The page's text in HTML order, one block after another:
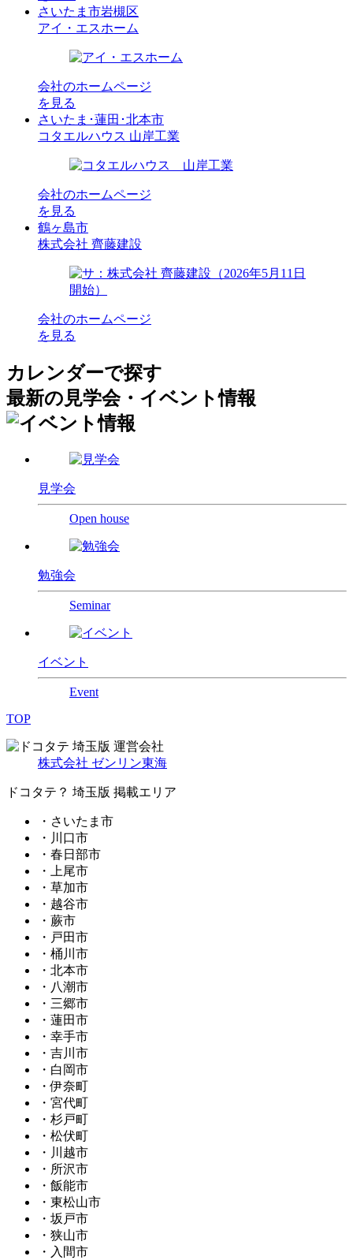
さいたま市岩槻区
アイ・エスホーム
会社のホームページ
を見る
さいたま･蓮田･北本市
コタエルハウス 山岸工業
会社のホームページ
を見る
鶴ヶ島市
株式会社 齊藤建設
会社のホームページ
を見る
カレンダーで探す
最新の 見学会・ イベント情報
見学会
Open house
勉強会
Seminar
イベント
Event
TOP
埼玉版 運営会社
株式会社 ゼンリン東海
ドコタテ？ 埼玉版 掲載エリア
・さいたま市
・川口市
・春日部市
・上尾市
・草加市
・越谷市
・蕨市
・戸田市
・桶川市
・北本市
・八潮市
・三郷市
・蓮田市
・幸手市
・吉川市
・白岡市
・伊奈町
・宮代町
・杉戸町
・松伏町
・川越市
・所沢市
・飯能市
・東松山市
・坂戸市
・狭山市
・入間市